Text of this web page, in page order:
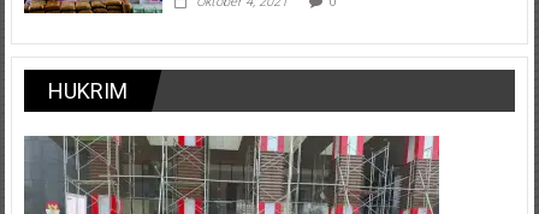
HUKRIM